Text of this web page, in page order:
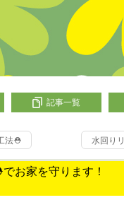
記事一覧
法⛑️ 水回り
お家を守ります！